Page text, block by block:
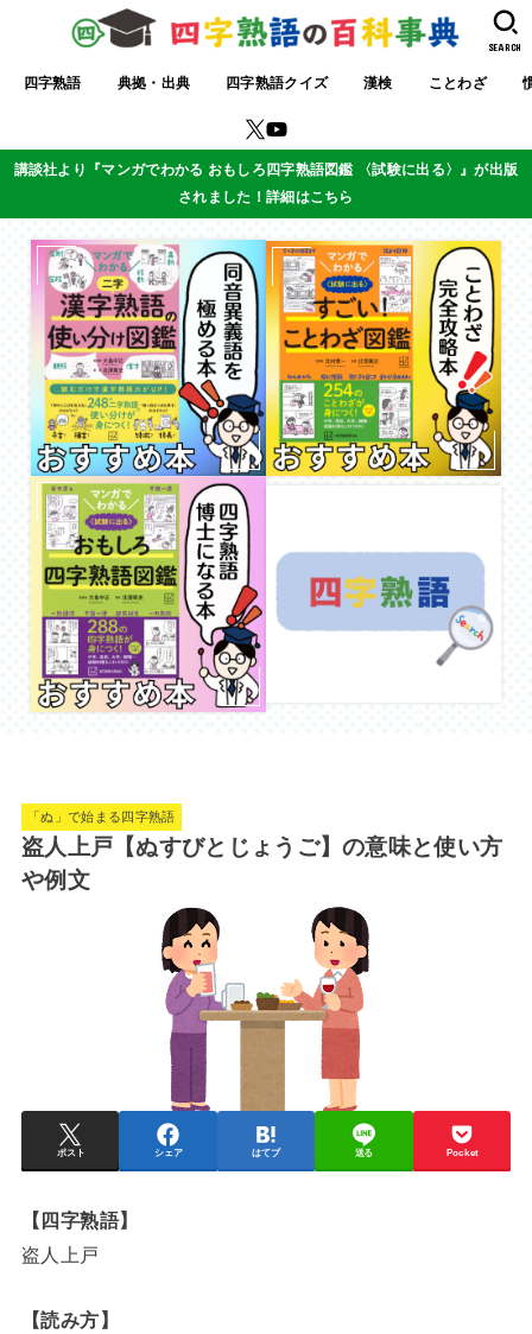
四字熟語 典拠・出典 四字熟語クイズ 漢検 ことわざ
SEARCH
講談社より『マンガでわかる おもしろ四字熟語図鑑 〈試験に出る〉』が出版
されました！詳細はこちら
「ぬ」で始まる四字熟語
盗人上戸【ぬすびとじょうご】の意味と使い方
や例文
ポスト シェア はてブ 送る Pocket
【四字熟語】
盗人上戸
【読み方】